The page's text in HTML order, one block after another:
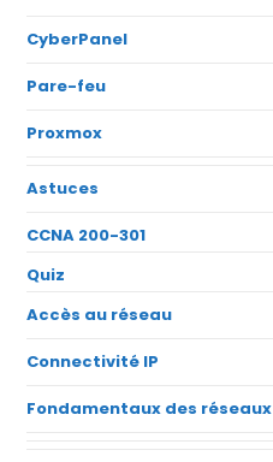
CyberPanel
Pare-feu
Proxmox
Astuces
CCNA 200-301
Quiz
Accès au réseau
Connectivité IP
Fondamentaux des réseaux